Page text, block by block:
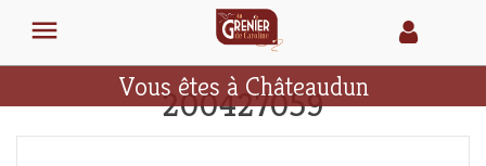

Vous êtes à Châteaudun
200427059